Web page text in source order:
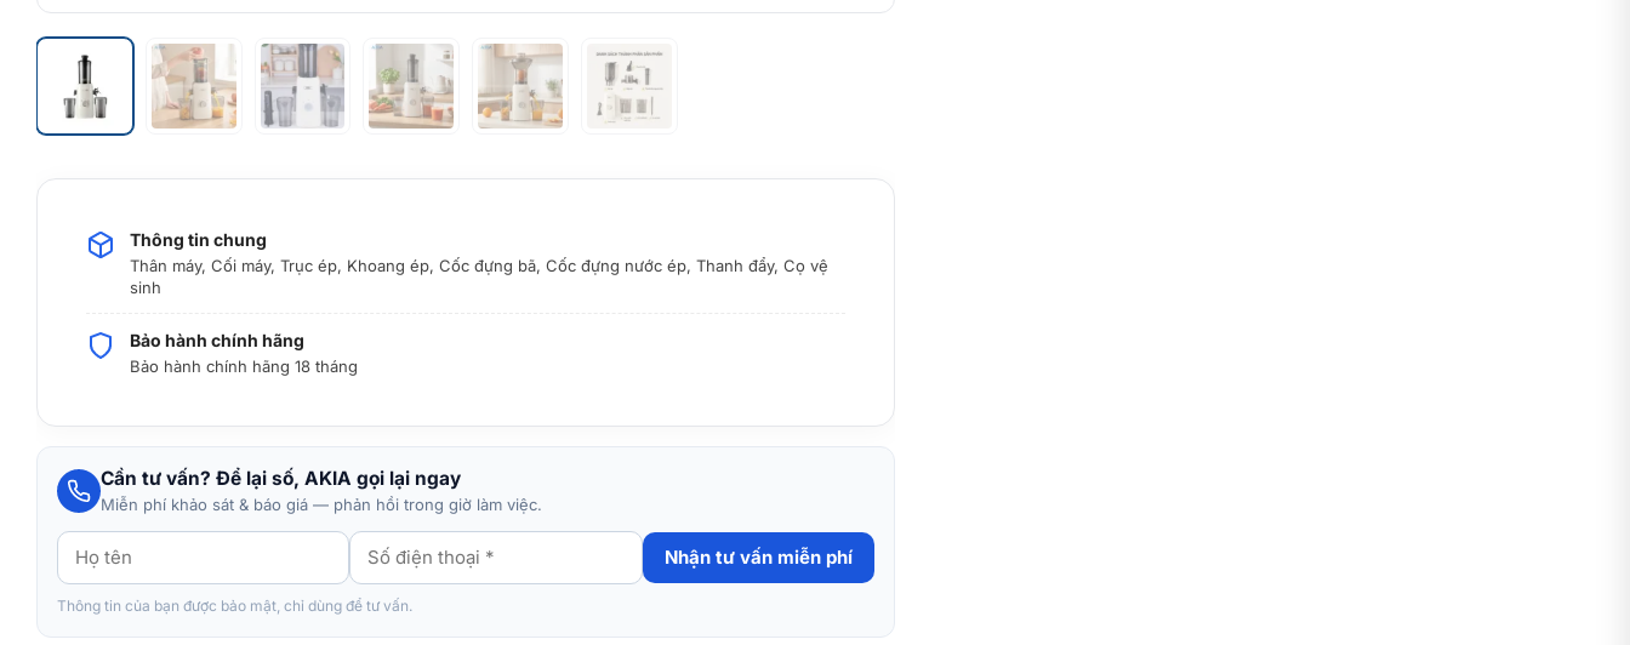
Thông tin chung
Thân máy, Cối máy, Trục ép, Khoang ép, Cốc đựng bã, Cốc đựng nước ép, Thanh đẩy, Cọ vệ
sinh
Bảo hành chính hãng
Bảo hành chính hãng 18 tháng
Cần tư vấn? Để lại số, AKIA gọi lại ngay
Miễn phí khảo sát & báo giá — phản hồi trong giờ làm việc.
Nhận tư vấn miễn phí
Thông tin của bạn được bảo mật, chỉ dùng để tư vấn.